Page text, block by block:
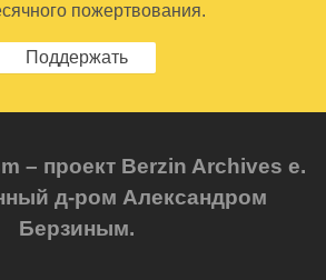
пожертвования.
Поддержать
– проект Berzin Archives e.
д-ром Александром
Берзиным.